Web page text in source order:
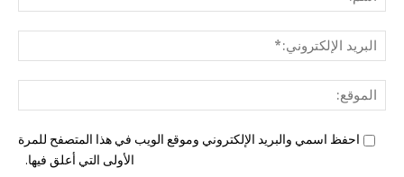
احفظ اسمي والبريد الإلكتروني وموقع الويب في هذا المتصفح للمرة
الأولى التي أعلق فيها.